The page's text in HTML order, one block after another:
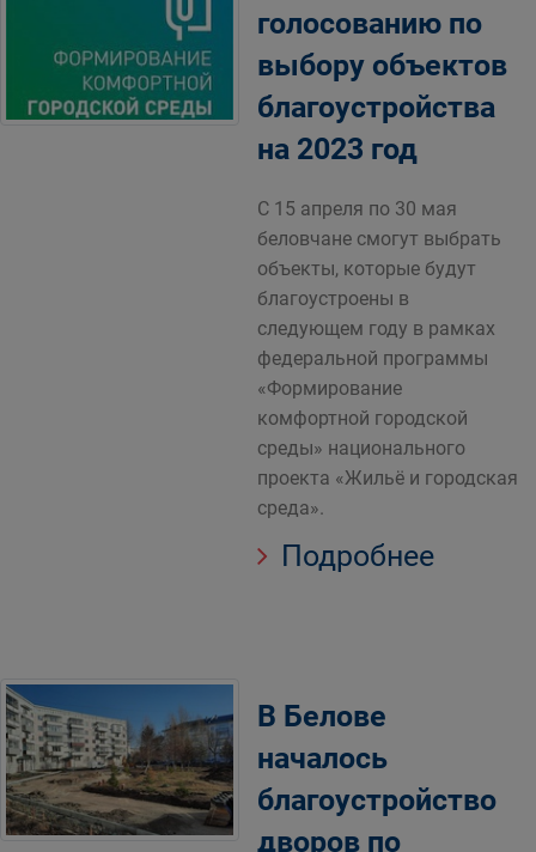
голосованию по
выбору объектов
благоустройства
на 2023 год
С 15 апреля по 30 мая
беловчане смогут выбрать
объекты, которые будут
благоустроены в
следующем году в рамках
федеральной программы
«Формирование
комфортной городской
среды» национального
проекта «Жильё и городская
среда».
Подробнее
В Белове
началось
благоустройство
дворов по